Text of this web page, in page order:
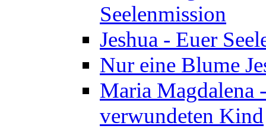
Seelenmission
Jeshua - Euer
Nur eine Blume
Maria Magdalena
verwundeten Kind